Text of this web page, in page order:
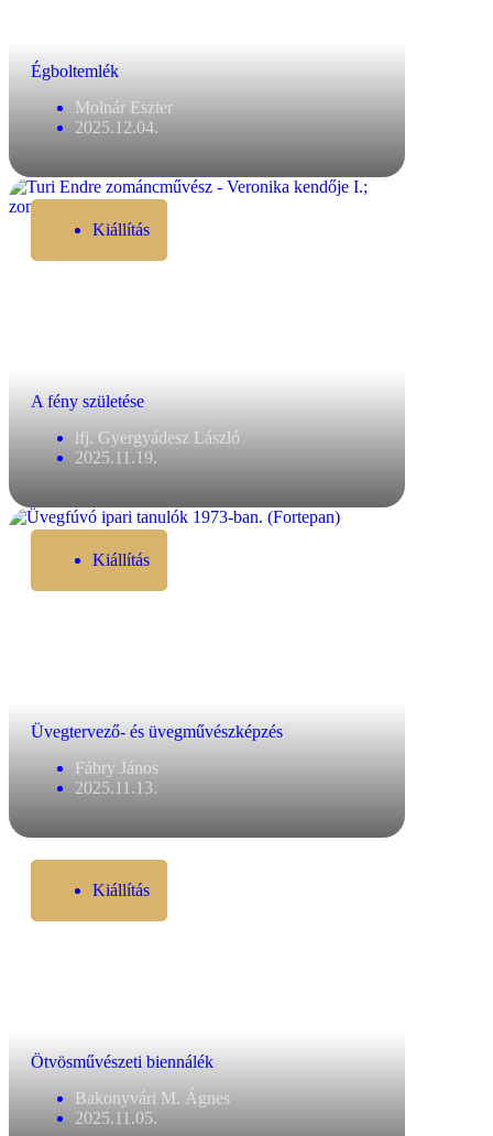
Égboltemlék
Molnár Eszter
2025.12.04.
Kiállítás
A fény születése
ifj. Gyergyádesz László
2025.11.19.
Kiállítás
Üvegtervező- és üvegművészképzés
Fábry János
2025.11.13.
Kiállítás
Ötvösművészeti biennálék
Bakonyvári M. Ágnes
2025.11.05.